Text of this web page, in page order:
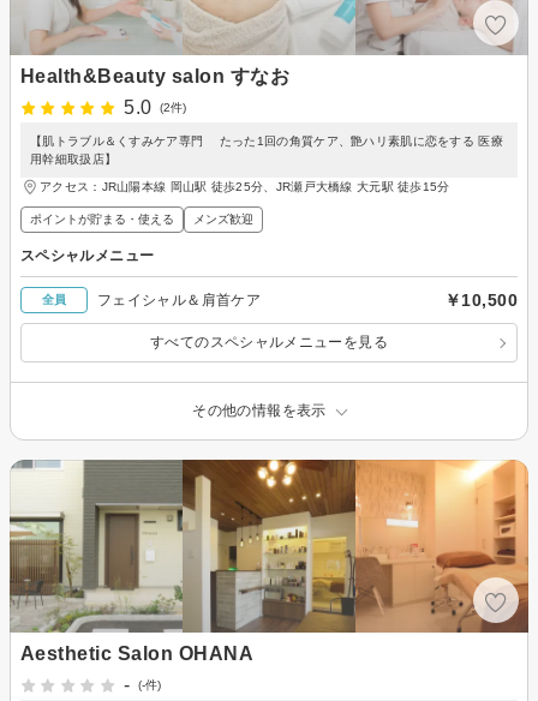
Health&Beauty salon すなお
5.0
(2件)
【肌トラブル＆くすみケア専門 たった1回の角質ケア、艶ハリ素肌に恋をする 医療
用幹細取扱店】
アクセス：JR山陽本線 岡山駅 徒歩25分、JR瀬戸大橋線 大元駅 徒歩15分
ポイントが貯まる・使える メンズ歓迎
スペシャルメニュー
全員 フェイシャル＆肩首ケア ￥10,500
すべてのスペシャルメニューを見る
その他の情報を表示
Aesthetic Salon OHANA
-
(-件)